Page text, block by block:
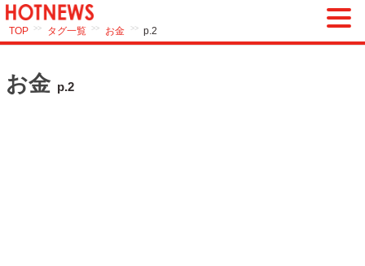
TOP >> タグ一覧 >> お金 >> p.2
お金 p.2